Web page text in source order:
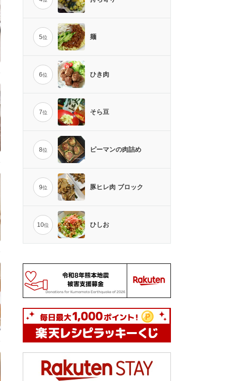
5位 麺
6位 ひき肉
7位 そら豆
8位 ピーマンの肉詰め
9位 豚ヒレ肉 ブロック
10位 ひしお